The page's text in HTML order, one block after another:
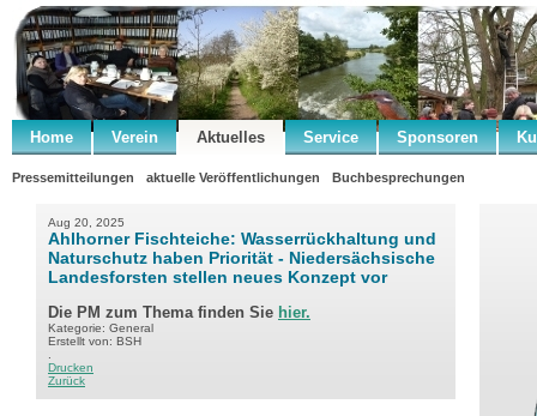
Home Verein Aktuelles Service Sponsoren
Pressemitteilungen aktuelle Veröffentlichungen Buchbesprechungen
Aug 20, 2025
Ahlhorner Fischteiche: Wasserrückhaltung und
Naturschutz haben Priorität - Niedersächsische
Landesforsten stellen neues Konzept vor
Die PM zum Thema finden Sie hier.
Kategorie: General
Erstellt von: BSH
Drucken
Zurück